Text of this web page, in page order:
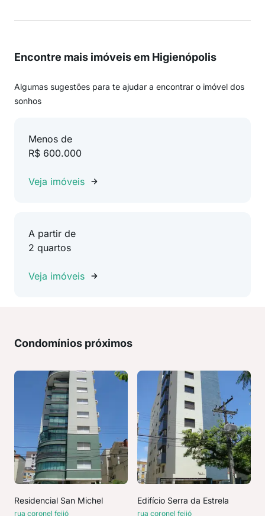
Encontre mais imóveis em Higienópolis
Algumas sugestões para te ajudar a encontrar o imóvel dos
sonhos
Menos de
R$ 600.000
Veja imóveis
A partir de
2 quartos
Veja imóveis
Condomínios próximos
Residencial San Michel
rua coronel feijó
Edifício Serra da Estrela
rua coronel feijó